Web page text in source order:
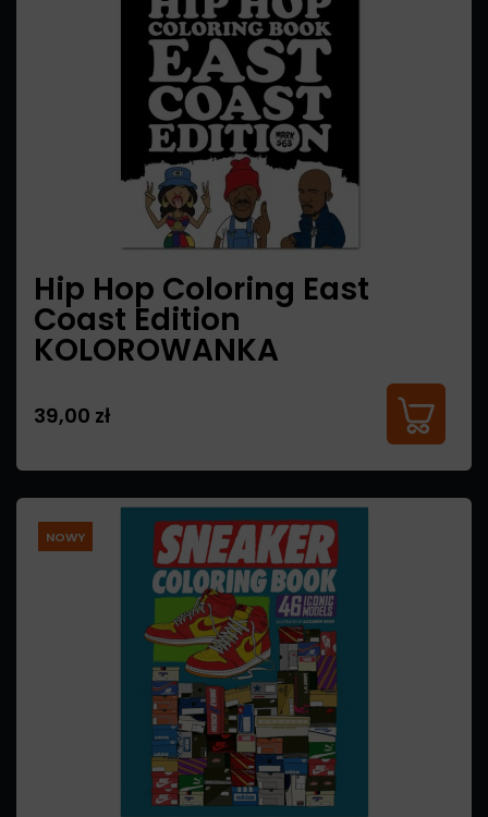
Hip Hop Coloring East
Coast Edition
KOLOROWANKA
39,00 zł
NOWY